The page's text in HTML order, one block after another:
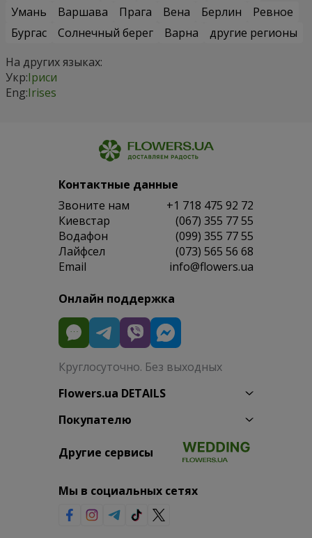
Умань
Варшава Прага Вена Берлин
Ревное
Бургас
Солнечный берег Варна
другие регионы
На других языках:
Укр:Іриси
Eng:Irises
Контактные данные
Звоните нам
+1 718 475 92 72
Киевстар
(067) 355 77 55
Водафон
(099) 355 77 55
Лайфсел
(073) 565 56 68
Email
info@flowers.ua
Онлайн поддержка
Круглосуточно. Без выходных
Flowers.ua DETAILS
Покупателю
Другие сервисы
Мы в социальных сетях